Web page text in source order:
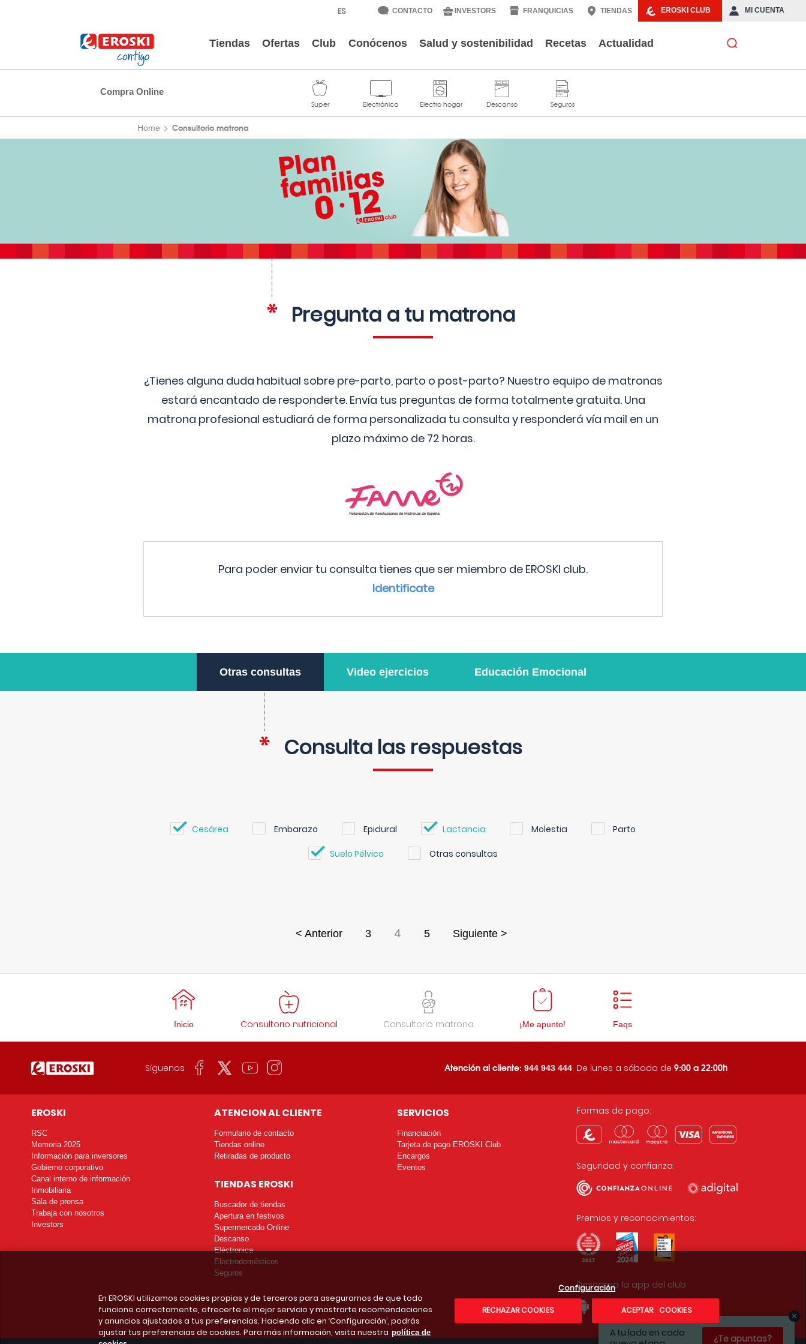
EROSKI CLUB MI CUENTA
CONTACTO INVESTORS FRANQUICIAS TIENDAS
Tiendas Ofertas Club Conócenos Salud y sostenibilidad Recetas Actualidad
Compra Online
Home Consultorio matrona
Pregunta a tu matrona
¿Tienes alguna duda habitual sobre pre-parto, parto o post-parto? Nuestro equipo de matronas
estará encantado de responderte. Envía tus preguntas de forma totalmente gratuita. Una
matrona profesional estudiará de forma personalizada tu consulta y responderá vía mail en un
plazo máximo de 72 horas.
Para poder enviar tu consulta tienes que ser miembro de EROSKI club.
Identificate
Otras consultas Video ejercicios Educación Emocional
Consulta las respuestas
Cesárea Embarazo Epidural Lactancia Molestia Parto
Suelo Pélvico Otras consultas
< Anterior 3 4 5 Siguiente >
A tu lado en cada
¿Te apuntas?
Inicio Consultorio nutricional Consultorio matrona ¡Me apunto! Faqs
Síguenos Atención al cliente: 944 943 444. De lunes a sábado de 9:00 a 22:00h
EROSKI
RSC
Memoria 2025
Información para inversores
Gobierno corporativo
Canal interno de información
Inmobiliaria
Sala de prensa
Trabaja con nosotros
Investors
ATENCION AL CLIENTE
Formulario de contacto
Tiendas online
Retiradas de producto
TIENDAS EROSKI
Buscador de tiendas
Apertura en festivos
Supermercado Online
Descanso
Eléctronica
Electrodomésticos
Seguros
SERVICIOS
Financiación
Tarjeta de pago EROSKI Club
Encargos
Eventos
Formas de pago:
Seguridad y confianza:
Premios y reconocimientos:
Descarga la app del club
En EROSKI utilizamos cookies propias y de terceros para asegurarnos de que todo
funcione correctamente, ofrecerte el mejor servicio y mostrarte recomendaciones
y anuncios ajustados a tus preferencias. Haciendo clic en ‘Configuración’, podrás
ajustar tus preferencias de cookies. Para más información, visita nuestra política de
Configuración
RECHAZAR COOKIES ACEPTAR COOKIES